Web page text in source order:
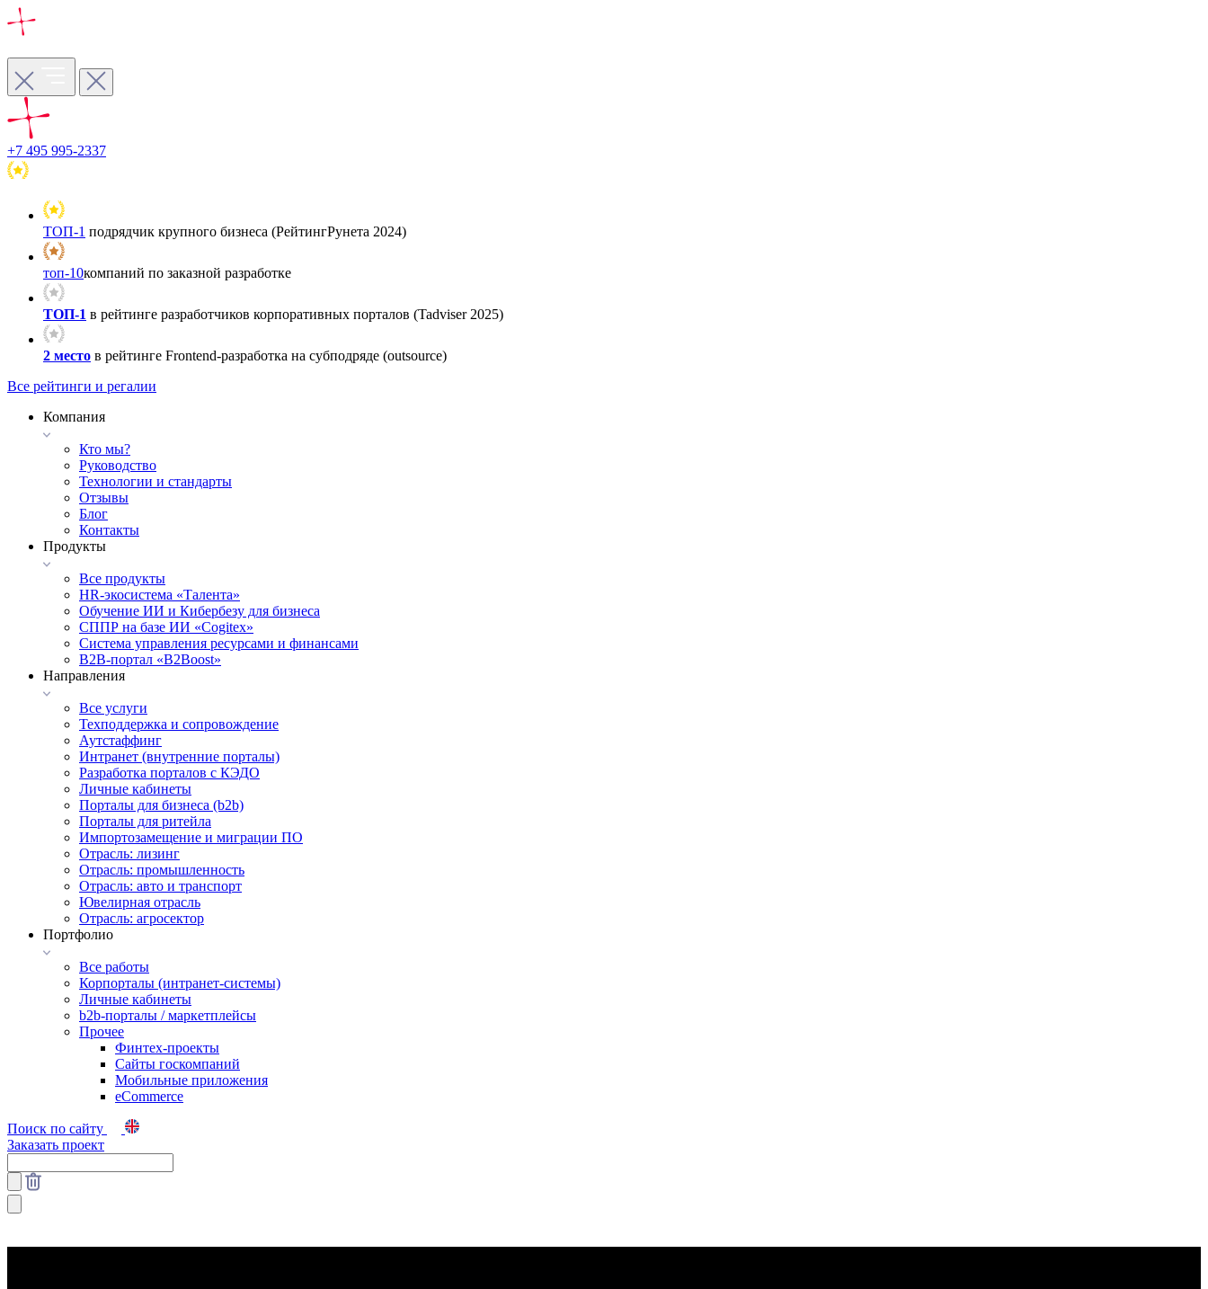
+7 495 995-2337
ТОП-1 подрядчик крупного бизнеса (РейтингРунета 2024)
топ-10компаний по заказной разработке
ТОП-1 в рейтинге разработчиков корпоративных порталов (Tadviser 2025)
2 место в рейтинге Frontend-разработка на субподряде (outsource)
Все рейтинги и регалии
Компания
Кто мы?
Руководство
Технологии и стандарты
Отзывы
Блог
Контакты
Продукты
Все продукты
HR-экосистема «Талента»
Обучение ИИ и Кибербезу для бизнеса
СППР на базе ИИ «Cogitex»
Система управления ресурсами и финансами
B2B-портал «B2Boost»
Направления
Все услуги
Техподдержка и сопровождение
Аутстаффинг
Интранет (внутренние порталы)
Разработка порталов с КЭДО
Личные кабинеты
Порталы для бизнеса (b2b)
Порталы для ритейла
Импортозамещение и миграции ПО
Отрасль: лизинг
Отрасль: промышленность
Отрасль: авто и транспорт
Ювелирная отрасль
Отрасль: агросектор
Портфолио
Все работы
Корпорталы (интранет-системы)
Личные кабинеты
b2b-порталы / маркетплейсы
Прочее
Финтех-проекты
Сайты госкомпаний
Мобильные приложения
eCommerce
Поиск по сайту
Заказать проект